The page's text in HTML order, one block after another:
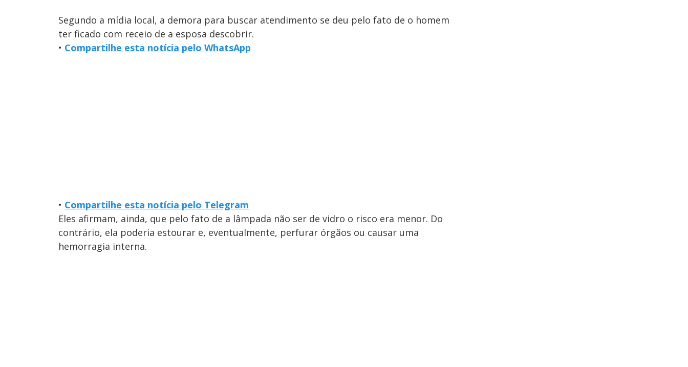
Segundo a mídia local, a demora para buscar atendimento se deu pelo fato de o homem
ter ficado com receio de a esposa descobrir.
• Compartilhe esta notícia pelo WhatsApp
• Compartilhe esta notícia pelo Telegram
Eles afirmam, ainda, que pelo fato de a lâmpada não ser de vidro o risco era menor. Do
contrário, ela poderia estourar e, eventualmente, perfurar órgãos ou causar uma
hemorragia interna.